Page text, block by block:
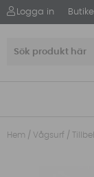
Logga in
Hem / Vågsurf /